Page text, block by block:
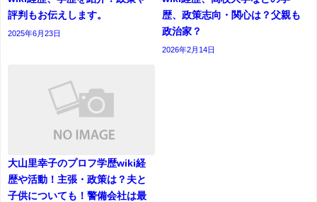
評判もお伝えします。
2025年6月23日
歴、政策志向・関心は？父親も
政治家？
2026年2月14日
大山里幸子のプロフ学歴wiki経
歴や活動！主張・政策は？夫と
子供についても！警備会社は最